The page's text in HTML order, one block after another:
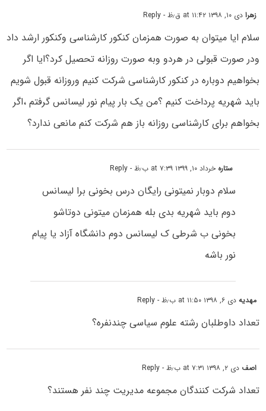
زهرادی ۱۰, ۱۳۹۸ at ۱۱:۴۲ ق٫ظ - Reply
سلام ایا میتوان به صورت همزمان کنکور کارشناسی وکنکور ارشد داد
ودر صورت قبولی در هردو وبه صورت روزانه تحصیل کرد؟ایا اگر
بخواهیم دوباره در کنکور کارشناسی شرکت کنیم وروزانه قبول شویم
باید شهریه پرداخت کنیم ؟من یک بار پیام نور لیسانس گرفتم ،اگر
بخواهم برای کارشناسی روزانه باز هم شرکت کنم مانعی ندارد؟
ستاره خرداد ۱۰, ۱۳۹۹ at ۷:۳۹ ب٫ظ - Reply
سلام دوبار نمیتونی رایگان درس بخونی برا لیسانس
دوم باید شهریه بدی بله همزمان میتونی دوتاشو
بخونی ب شرطی ک لیسانس دوم دانشگاه آزاد یا پیام
نور باشه
مهدیهدی ۶, ۱۳۹۸ at ۱۱:۵۰ ب٫ظ - Reply
تعداد داوطلبان رشته علوم سیاسی چندنفره؟
اصف دی ۲, ۱۳۹۸ at ۷:۳۱ ب٫ظ - Reply
تعداد شرکت کنندگان مجموعه مدیریت چند نفر هستند؟